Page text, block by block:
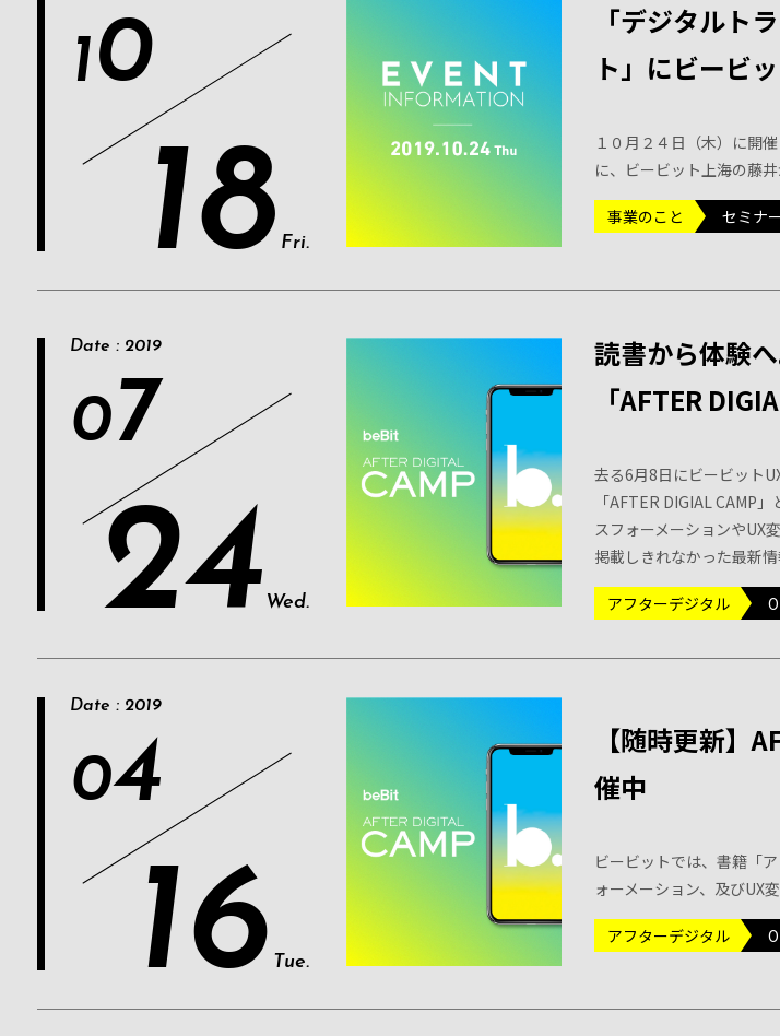
10
18 Fri.
「デジタルト
ト」にビービ
１０月２４日（木）に開
に、ビービット上海の藤井
事業のこと セミナ
Date : 2019
07
24 Wed.
読書から体験
「AFTER
去る6月8日にビービット
「AFTER DIGIAL CAMP
スフォーメーションやUX
掲載しきれなかった最新
アフターデジタル
Date : 2019
04
16 Tue.
【随時更新】
催中
ビービットでは、書籍「
ォーメーション、及びUX
アフターデジタル